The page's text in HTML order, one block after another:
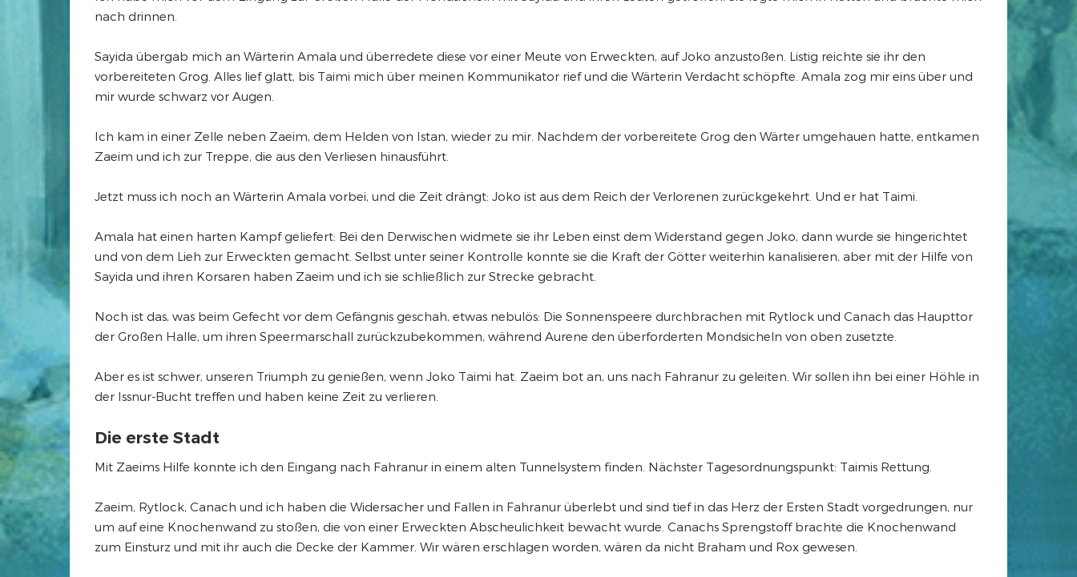
nach drinnen.
Sayida übergab mich an Wärterin Amala und überredete diese vor einer Meute von Erweckten, auf Joko anzustoßen. Listig reichte sie ihr den
vorbereiteten Grog. Alles lief glatt, bis Taimi mich über meinen Kommunikator rief und die Wärterin Verdacht schöpfte. Amala zog mir eins über und
mir wurde schwarz vor Augen.
Ich kam in einer Zelle neben Zaeim, dem Helden von Istan, wieder zu mir. Nachdem der vorbereitete Grog den Wärter umgehauen hatte, entkamen
Zaeim und ich zur Treppe, die aus den Verliesen hinausführt.
Jetzt muss ich noch an Wärterin Amala vorbei, und die Zeit drängt: Joko ist aus dem Reich der Verlorenen zurückgekehrt. Und er hat Taimi.
Amala hat einen harten Kampf geliefert: Bei den Derwischen widmete sie ihr Leben einst dem Widerstand gegen Joko, dann wurde sie hingerichtet
und von dem Lieh zur Erweckten gemacht. Selbst unter seiner Kontrolle konnte sie die Kraft der Götter weiterhin kanalisieren, aber mit der Hilfe von
Sayida und ihren Korsaren haben Zaeim und ich sie schließlich zur Strecke gebracht.
Noch ist das, was beim Gefecht vor dem Gefängnis geschah, etwas nebulös: Die Sonnenspeere durchbrachen mit Rytlock und Canach das Haupttor
der Großen Halle, um ihren Speermarschall zurückzubekommen, während Aurene den überforderten Mondsicheln von oben zusetzte.
Aber es ist schwer, unseren Triumph zu genießen, wenn Joko Taimi hat. Zaeim bot an, uns nach Fahranur zu geleiten. Wir sollen ihn bei einer Höhle in
der Issnur-Bucht treffen und haben keine Zeit zu verlieren.
Die erste Stadt
Mit Zaeims Hilfe konnte ich den Eingang nach Fahranur in einem alten Tunnelsystem finden. Nächster Tagesordnungspunkt: Taimis Rettung.
Zaeim, Rytlock, Canach und ich haben die Widersacher und Fallen in Fahranur überlebt und sind tief in das Herz der Ersten Stadt vorgedrungen, nur
um auf eine Knochenwand zu stoßen, die von einer Erweckten Abscheulichkeit bewacht wurde. Canachs Sprengstoff brachte die Knochenwand
zum Einsturz und mit ihr auch die Decke der Kammer. Wir wären erschlagen worden, wären da nicht Braham und Rox gewesen.